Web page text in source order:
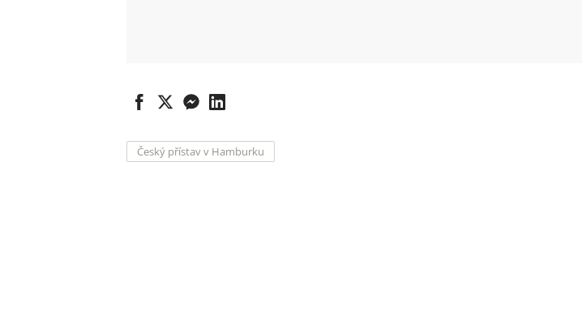
Český přístav v Hamburku